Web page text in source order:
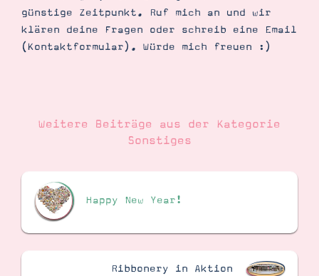
günstige Zeitpunkt. Ruf mich an und wir
klären deine Fragen oder schreib eine Email
(Kontaktformular). Würde mich freuen :)
Weitere Beiträge aus der Kategorie
Sonstiges
Happy New Year!
Ribbonery in Aktion